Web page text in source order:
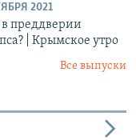
2021
преддверии
| Крымское утро
Все выпуски